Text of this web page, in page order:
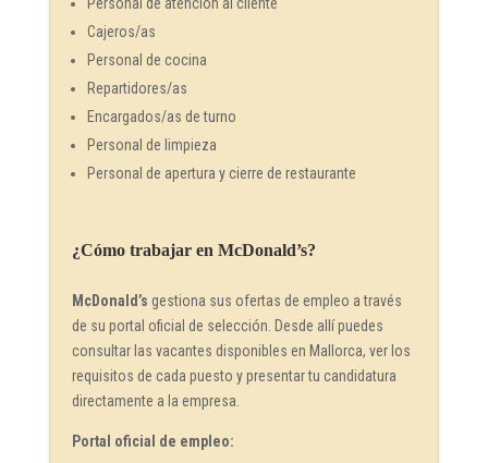
Cajeros/as
Personal de cocina
Repartidores/as
Encargados/as de turno
Personal de limpieza
Personal de apertura y cierre de restaurante
¿Cómo trabajar en McDonald’s?
McDonald’s gestiona sus ofertas de empleo a través
de su portal oficial de selección. Desde allí puedes
consultar las vacantes disponibles en Mallorca, ver los
requisitos de cada puesto y presentar tu candidatura
directamente a la empresa.
Portal oficial de empleo: